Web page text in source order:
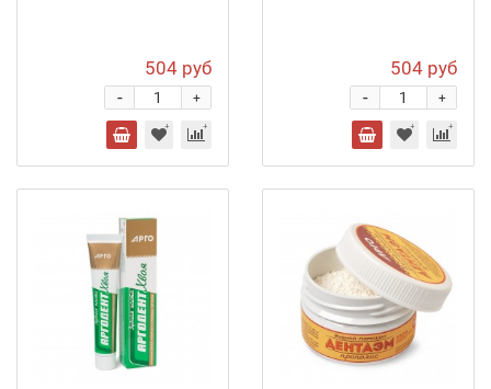
504 руб
+
-
504 руб
+
-